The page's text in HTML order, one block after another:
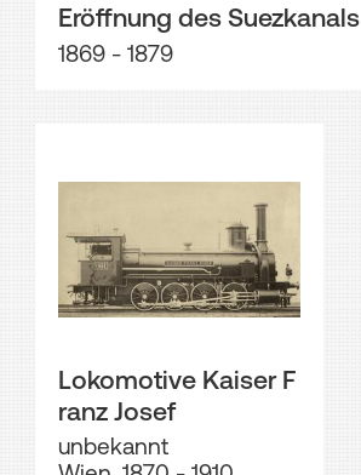
Eröffnung des Suezkanals
1869 - 1879
Lokomotive Kaiser F
ranz Josef
unbekannt